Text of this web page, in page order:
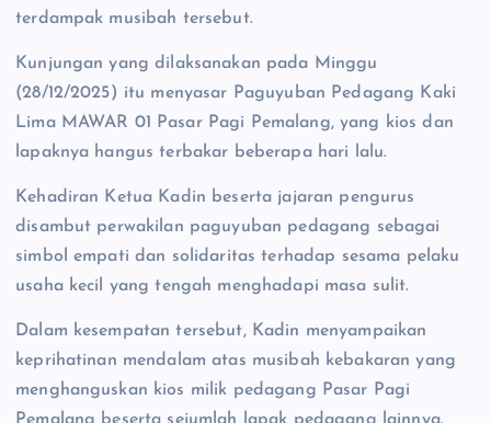
terdampak musibah tersebut.
Kunjungan yang dilaksanakan pada Minggu
(28/12/2025) itu menyasar Paguyuban Pedagang Kaki
Lima MAWAR 01 Pasar Pagi Pemalang, yang kios dan
lapaknya hangus terbakar beberapa hari lalu.
Kehadiran Ketua Kadin beserta jajaran pengurus
disambut perwakilan paguyuban pedagang sebagai
simbol empati dan solidaritas terhadap sesama pelaku
usaha kecil yang tengah menghadapi masa sulit.
Dalam kesempatan tersebut, Kadin menyampaikan
keprihatinan mendalam atas musibah kebakaran yang
menghanguskan kios milik pedagang Pasar Pagi